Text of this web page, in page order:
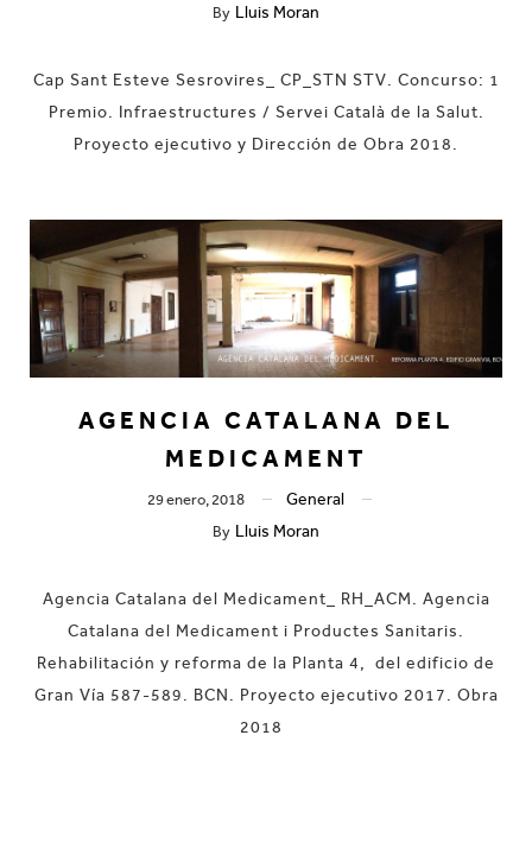
By Lluis Moran
Cap Sant Esteve Sesrovires_ CP_STN STV. Concurso: 1
Premio. Infraestructures / Servei Català de la Salut.
Proyecto ejecutivo y Dirección de Obra 2018.
AGENCIA CATALANA DEL
MEDICAMENT
29 enero, 2018 General
By Lluis Moran
Agencia Catalana del Medicament_ RH_ACM. Agencia
Catalana del Medicament i Productes Sanitaris.
Rehabilitación y reforma de la Planta 4, del edificio de
Gran Vía 587-589. BCN. Proyecto ejecutivo 2017. Obra
2018